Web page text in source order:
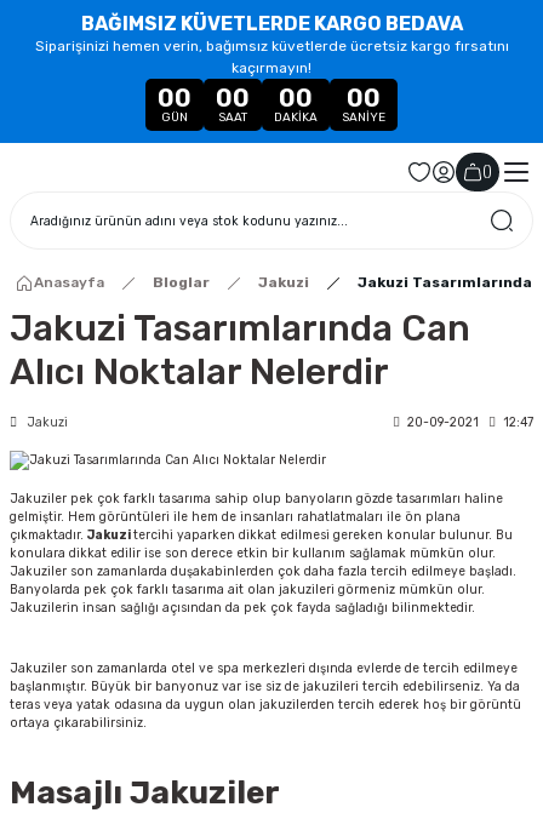
BAĞIMSIZ KÜVETLERDE KARGO BEDAVA
Siparişinizi hemen verin, bağımsız küvetlerde ücretsiz kargo fırsatını
kaçırmayın!
00
GÜN
00
SAAT
00
DAKIKA
00
SANIYE
()
Anasayfa Bloglar Jakuzi Jakuzi Tasarımlarında
Jakuzi Tasarımlarında Can
Alıcı Noktalar Nelerdir
Jakuzi 20-09-2021 12:47
Jakuziler pek çok farklı tasarıma sahip olup banyoların gözde tasarımları haline
gelmiştir. Hem görüntüleri ile hem de insanları rahatlatmaları ile ön plana
çıkmaktadır. Jakuzitercihi yaparken dikkat edilmesi gereken konular bulunur. Bu
konulara dikkat edilir ise son derece etkin bir kullanım sağlamak mümkün olur.
Jakuziler son zamanlarda duşakabinlerden çok daha fazla tercih edilmeye başladı.
Banyolarda pek çok farklı tasarıma ait olan jakuzileri görmeniz mümkün olur.
Jakuzilerin insan sağlığı açısından da pek çok fayda sağladığı bilinmektedir.
Jakuziler son zamanlarda otel ve spa merkezleri dışında evlerde de tercih edilmeye
başlanmıştır. Büyük bir banyonuz var ise siz de jakuzileri tercih edebilirseniz. Ya da
teras veya yatak odasına da uygun olan jakuzilerden tercih ederek hoş bir görüntü
ortaya çıkarabilirsiniz.
Masajlı Jakuziler